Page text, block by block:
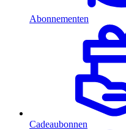
Abonnementen
Cadeaubonnen